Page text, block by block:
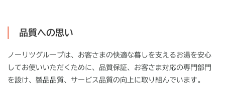
品質への思い
ノーリツグループは、お客さまの快適な暮しを支えるお湯を安心
してお使いいただくために、品質保証、お客さま対応の専門部門
を設け、製品品質、サービス品質の向上に取り組んでいます。